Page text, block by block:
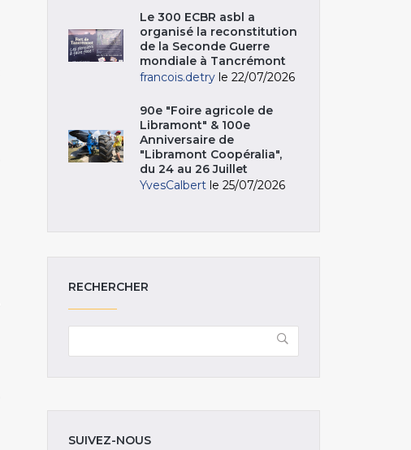
Le 300 ECBR asbl a
organisé la reconstitution
de la Seconde Guerre
mondiale à Tancrémont
francois.detry le 22/07/2026
90e "Foire agricole de
Libramont" & 100e
Anniversaire de
"Libramont Coopéralia",
du 24 au 26 Juillet
YvesCalbert le 25/07/2026
RECHERCHER
SUIVEZ-NOUS